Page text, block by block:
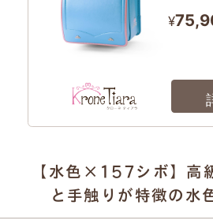
¥
【水色×157シボ】高
と手触りが特徴の水